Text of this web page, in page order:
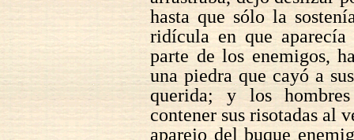
hasta que sólo la
ridícula en que
parte de los enemigos,
una piedra que cayó a
querida; y los
contener sus risotadas al
aparejo del buque